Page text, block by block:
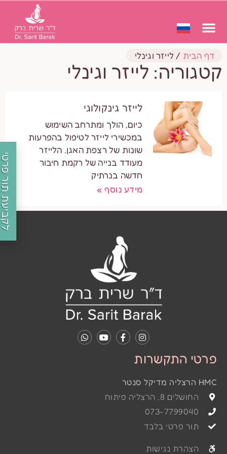
לקביעת תור פרטי
דף הבית / לייזר וגינלי
קטגוריה: לייזר וגינלי
לייזר גינקולוגי
כיום, הולך ומתרחב השימוש
במכשירי לייזר לטיפול בהפרעות
שונות של רצפת האגן. הלייזר
מעודד בנייה של רקמת חיבור
חדשה בנרתיק
מידע נוסף »
פרטי התקשרות
HMC הרצליה מדיקל סנטר
החושלים 8, הרצליה פיתוח
073-7799040
תור פרטי בלבד
הצהרת נגישות